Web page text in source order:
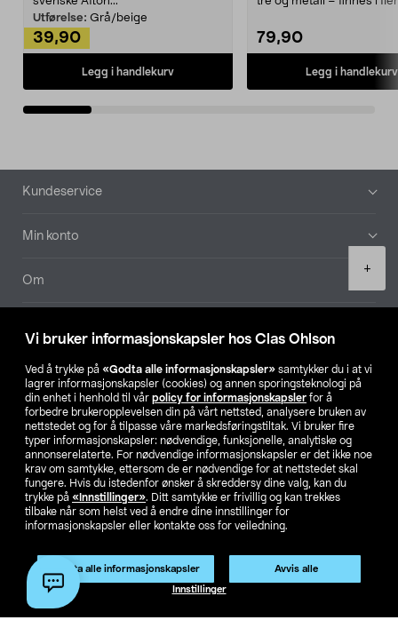
Vi bruker informasjonskapsler hos Clas Ohlson
Ved å trykke på «Godta alle informasjonskapsler» samtykker du i at vi
lagrer informasjonskapsler (cookies) og annen sporingsteknologi på
din enhet i henhold til vår policy for informasjonskapsler for å
forbedre brukeropplevelsen din på vårt nettsted, analysere bruken av
nettstedet og for å tilpasse våre markedsføringstiltak. Vi bruker fire
typer informasjonskapsler: nødvendige, funksjonelle, analytiske og
annonserelaterte. For nødvendige informasjonskapsler er det ikke noe
krav om samtykke, ettersom de er nødvendige for at nettstedet skal
fungere. Hvis du istedenfor ønsker å skreddersy dine valg, kan du
trykke på «Innstillinger». Ditt samtykke er frivillig og kan trekkes
tilbake når som helst ved å endre dine innstillinger for
informasjonskapsler eller kontakte oss for veiledning.
Godta alle informasjonskapsler Avvis alle
Innstillinger
+
Legg i handlekurv
Utførelse: Grå/beige
39,90
Legg i handlekurv
79,90
Legg i handlekurv
Bunntekst
Kundeservice
Min konto
Om
Våre selskaper
Finn din butikk
SE NO FI
Privacy statement Medlemsvilkår Kjøpsvilkår
For bedrifter
Endre til priser ekskl. moms